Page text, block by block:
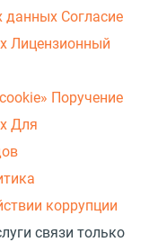
данных Согласие
Лицензионный
Поручение
Для
коррупции
связи только